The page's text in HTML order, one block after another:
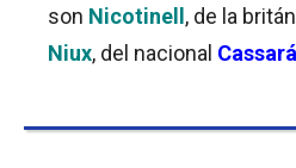
son Nicotinell , de la
Niux, del nacional Cassará